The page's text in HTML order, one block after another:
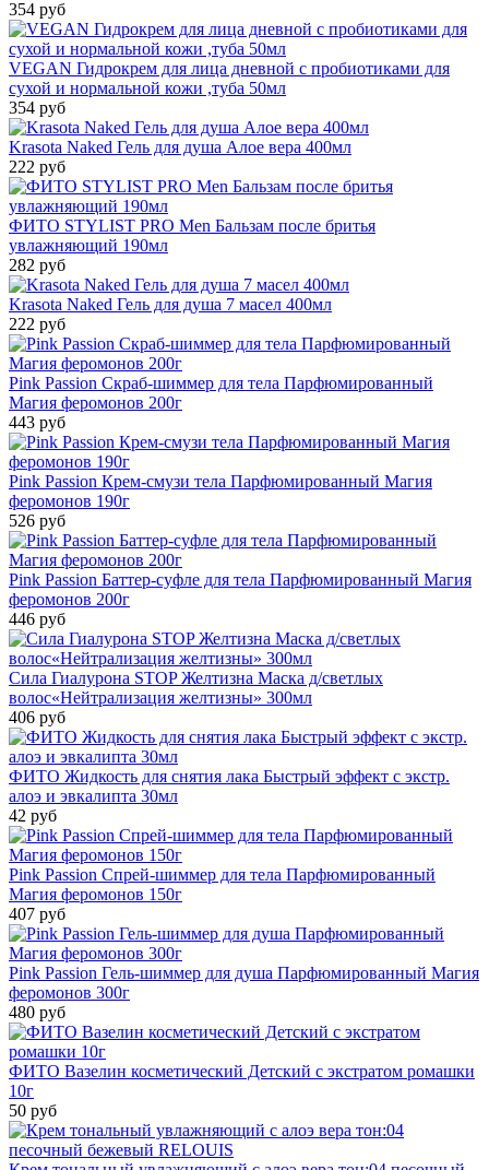
354 руб
VEGAN Гидрокрем для лица дневной с пробиотиками для
сухой и нормальной кожи ,туба 50мл
354 руб
Krasota Naked Гель для душа Алое вера 400мл
222 руб
ФИТО STYLIST PRO Men Бальзам после бритья
увлажняющий 190мл
282 руб
Krasota Naked Гель для душа 7 масел 400мл
222 руб
Pink Passion Скраб-шиммер для тела Парфюмированный
Магия феромонов 200г
443 руб
Pink Passion Крем-смузи тела Парфюмированный Магия
феромонов 190г
526 руб
Pink Passion Баттер-суфле для тела Парфюмированный Магия
феромонов 200г
446 руб
Сила Гиалурона STOP Желтизна Маска д/светлых
волос«Нейтрализация желтизны» 300мл
406 руб
ФИТО Жидкость для снятия лака Быстрый эффект с экстр.
алоэ и эвкалипта 30мл
42 руб
Pink Passion Спрей-шиммер для тела Парфюмированный
Магия феромонов 150г
407 руб
Pink Passion Гель-шиммер для душа Парфюмированный Магия
феромонов 300г
480 руб
ФИТО Вазелин косметический Детский с экстратом ромашки
10г
50 руб